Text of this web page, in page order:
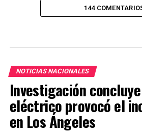
144
NOTICIAS NACIONALES
Investigación
eléctrico provocó el
en Los Ángeles